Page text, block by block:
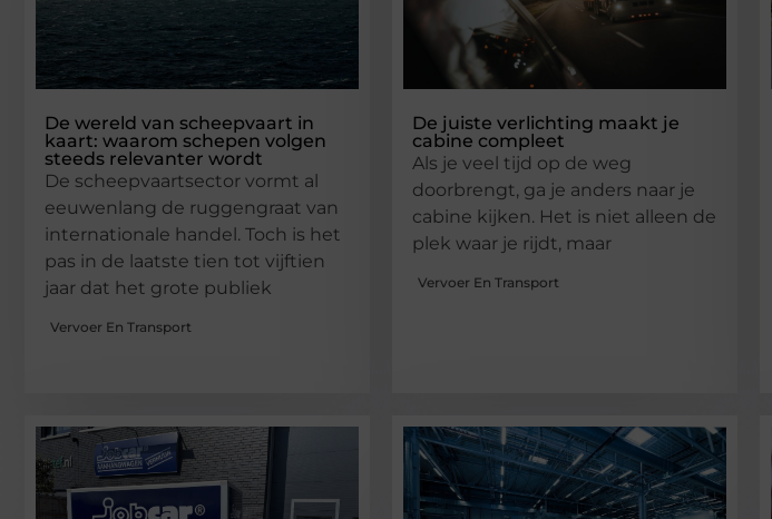
De wereld van scheepvaart in
kaart: waarom schepen volgen
steeds relevanter wordt
De scheepvaartsector vormt al
eeuwenlang de ruggengraat van
internationale handel. Toch is het
pas in de laatste tien tot vijftien
jaar dat het grote publiek
Vervoer En Transport
De juiste verlichting maakt je
cabine compleet
Als je veel tijd op de weg
doorbrengt, ga je anders naar je
cabine kijken. Het is niet alleen de
plek waar je rijdt, maar
Vervoer En Transport